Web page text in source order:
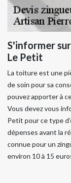
S'informer
Le Petit
La toiture est une
de soin pour sa
pouvez apporter à
Vous devez vous
Petit pour ce type
dépenses avant la
connue pour un
environ 10 à 15